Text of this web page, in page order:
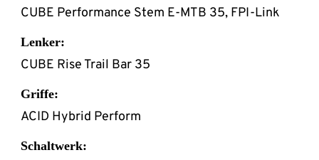
CUBE Performance Stem E-MTB 35, FPI-Link
Lenker:
CUBE Rise Trail Bar 35
Griffe:
ACID Hybrid Perform
Schaltwerk: